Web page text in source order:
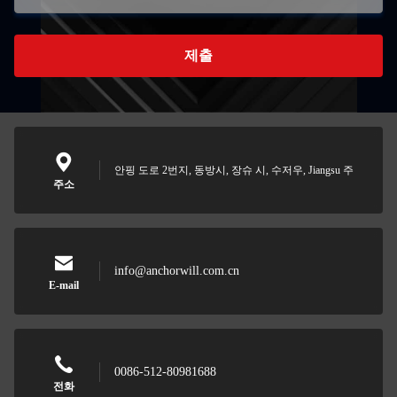
제출
주소
안핑 도로 2번지, 동방시, 장슈 시, 수저우, Jiangsu 주
E-mail
info@anchorwill.com.cn
전화
0086-512-80981688